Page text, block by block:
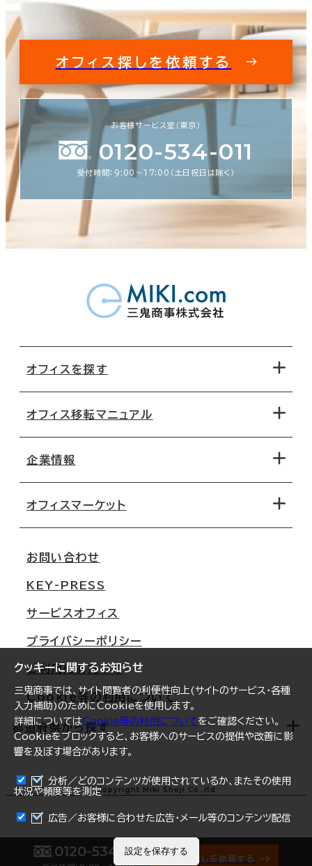
まとめて資料請求
0120-534-011 オフィス探しを依頼する
クッキーに関するお知らせ
三鬼商事では、サイト閲覧者の利便性向上(サイトのサービス・各種
入力補助)のためにCookieを使用します。
詳細についてはCookie等の利用についてをご確認ください。
Cookieをブロックすると、お客様へのサービスの提供や改善に影
響を及ぼす場合があります。
分析／どのコンテンツが使用されているか、またその使用
状況や頻度等を測定
広告／お客様に合わせた広告・メール等のコンテンツ配信
設定を保存する
オフィス探しを依頼する
お客様サービス室（東京）
0120-534-011
受付時間：9:00〜17:00（土日祝日は除く）
オフィスを探す
地図から探す
路線・駅から探す
オフィス移転マニュアル
移転コストシミュレーション
移転スケジュール
オフィス移転Q&A
企業情報
オフィスマーケット
大阪
名古屋
札幌
仙台
横浜
福岡
オフィスリポート
ログイン
お問い合わせ
KEY-PRESS
サービスオフィス
プライバシーポリシー
ご利用にあたって
Cookie等の利用について
都道府県から探す
北海道
青森県
Copyright Miki Shoji Co.,ltd